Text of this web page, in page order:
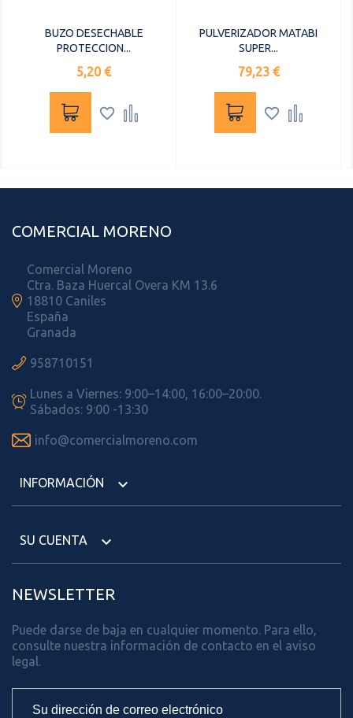
BUZO DESECHABLE
PROTECCION...
Precio
5,20 €
 
PULVERIZADOR MATABI
SUPER...
Precio
79,23 €
 
COMERCIAL MORENO

Comercial Moreno
Ctra. Baza Huercal Overa KM 13.6
18810 Caniles
España
Granada
 958710151

Lunes a Viernes: 9:00–14:00, 16:00–20:00.
Sábados: 9:00 -13:30
 info@comercialmoreno.com
INFORMACIÓN 
SU CUENTA 
NEWSLETTER
Puede darse de baja en cualquier momento. Para ello,
consulte nuestra información de contacto en el aviso
legal.